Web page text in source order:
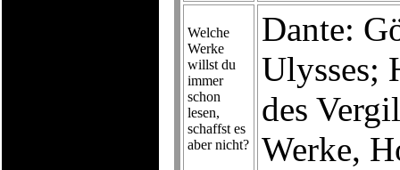
Welche
Werke
willst du
immer
schon
lesen,
schaffst es
aber nicht?
Dante:
Ulysses;
des
Werke,